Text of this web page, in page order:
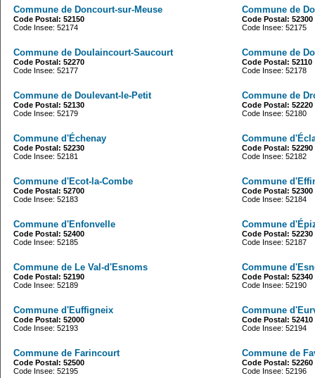
Commune de Doncourt-sur-Meuse
Code Postal: 52150
Code Insee: 52174
Commune de
Code Postal: 52300
Code Insee: 52175
Commune de Doulaincourt-Saucourt
Code Postal: 52270
Code Insee: 52177
Commune de
Code Postal: 52110
Code Insee: 52178
Commune de Doulevant-le-Petit
Code Postal: 52130
Code Insee: 52179
Commune de
Code Postal: 52220
Code Insee: 52180
Commune d'Échenay
Code Postal: 52230
Code Insee: 52181
Commune
Code Postal: 52290
Code Insee: 52182
Commune d'Ecot-la-Combe
Code Postal: 52700
Code Insee: 52183
Commune
Code Postal: 52300
Code Insee: 52184
Commune d'Enfonvelle
Code Postal: 52400
Code Insee: 52185
Commune
Code Postal: 52230
Code Insee: 52187
Commune de Le Val-d'Esnoms
Code Postal: 52190
Code Insee: 52189
Commune
Code Postal: 52340
Code Insee: 52190
Commune d'Euffigneix
Code Postal: 52000
Code Insee: 52193
Commune
Code Postal: 52410
Code Insee: 52194
Commune de Farincourt
Code Postal: 52500
Code Insee: 52195
Commune de
Code Postal: 52260
Code Insee: 52196